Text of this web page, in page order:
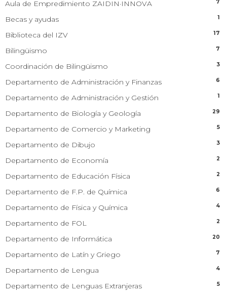
Aula de Empredimiento ZAIDIN·INNOVA 7
Becas y ayudas 1
Biblioteca del IZV 17
Bilingüismo 7
Coordinación de Bilingüismo 3
Departamento de Administración y Finanzas 6
Departamento de Administración y Gestión 1
Departamento de Biología y Geología 29
Departamento de Comercio y Marketing 5
Departamento de Dibujo 3
Departamento de Economía 2
Departamento de Educación Física 2
Departamento de F.P. de Química 6
Departamento de Física y Química 4
Departamento de FOL 2
Departamento de Informática 20
Departamento de Latín y Griego 7
Departamento de Lengua 4
Departamento de Lenguas Extranjeras 5